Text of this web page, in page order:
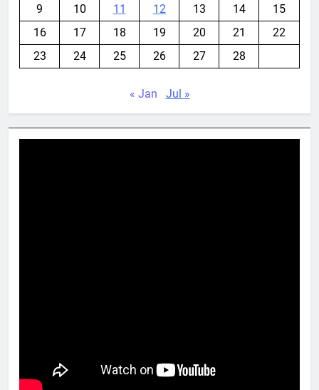
9
10 11 12 13 14
15
16
17 18 19 20 21
22
23
24 25 26 27 28
« Jan Jul »